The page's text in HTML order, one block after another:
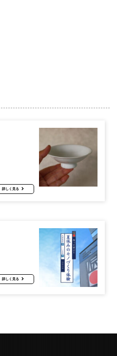
詳しく見る
詳しく見る